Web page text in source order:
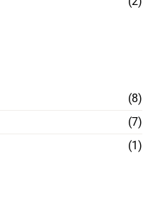
(8)
(7)
(1)